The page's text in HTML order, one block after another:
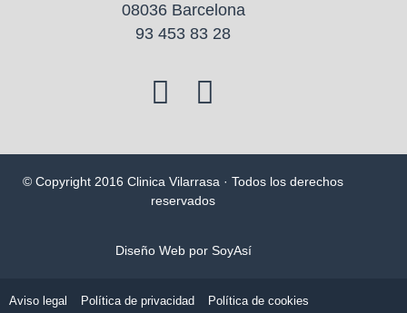
08036 Barcelona
93 453 83 28
© Copyright 2016 Clinica Vilarrasa · Todos los derechos
reservados
Diseño Web por SoyAsí
Aviso legal Política de privacidad Política de cookies